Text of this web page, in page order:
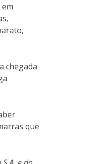
chegada
que